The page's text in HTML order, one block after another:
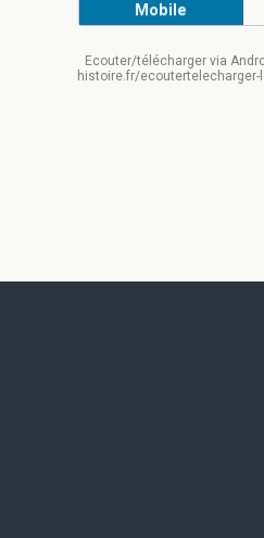
Mobile
Ecouter/télécharger via
histoire.fr/ecoutertelecharger-